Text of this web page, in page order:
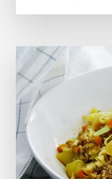
Slankegryde